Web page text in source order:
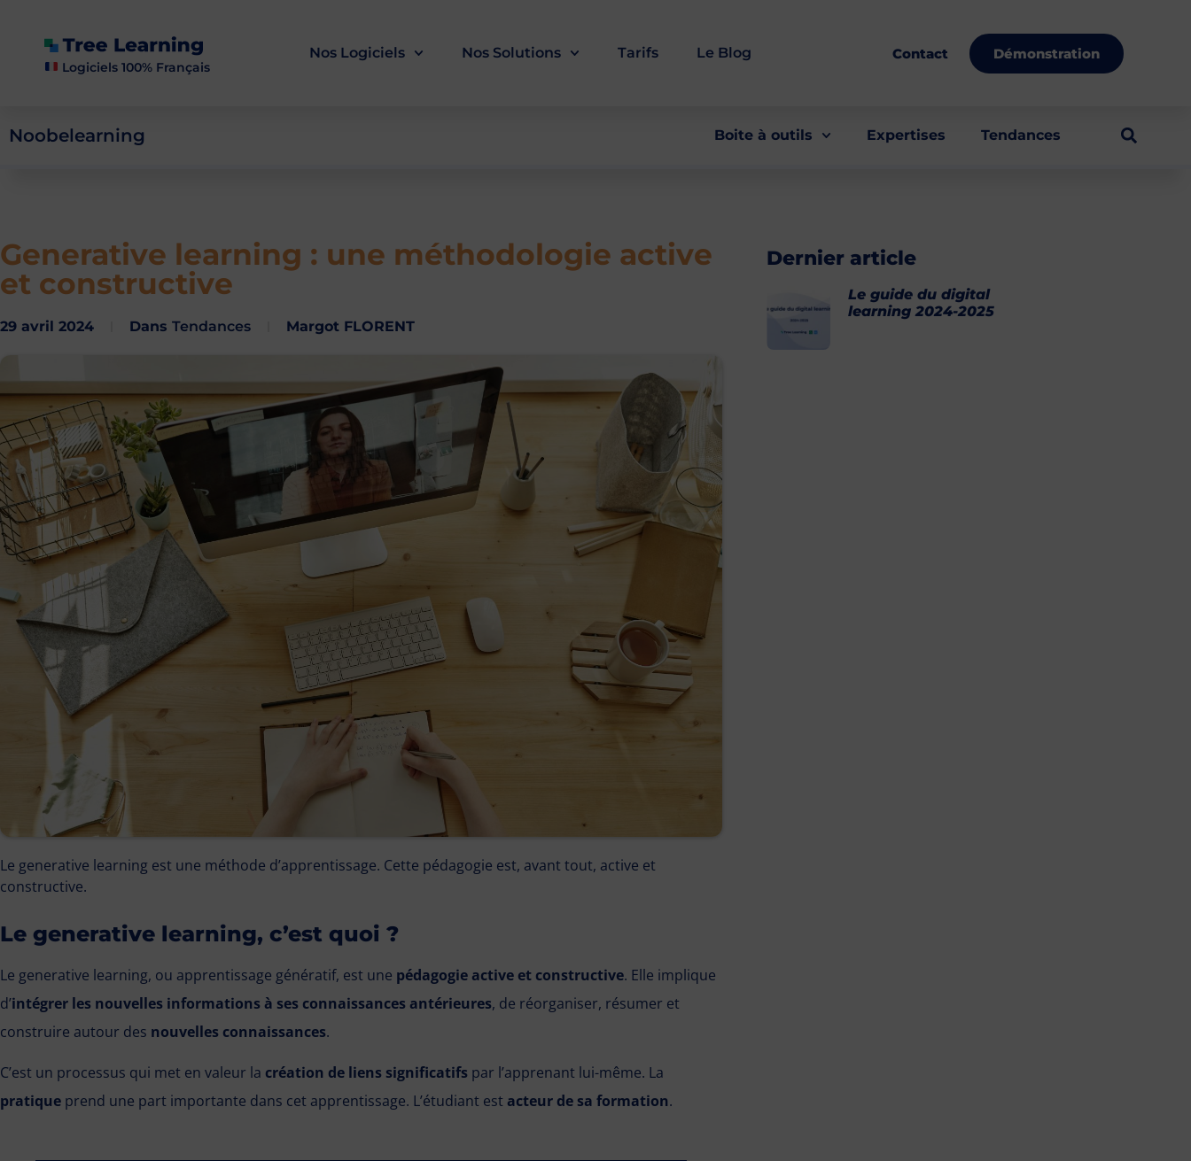
Logiciels 100% Français
Nos Logiciels Nos Solutions Tarifs Le Blog Contact Démonstration
Noobelearning Boite à outils Expertises Tendances
Generative learning : une méthodologie active
et constructive
29 avril 2024 Dans Tendances Margot FLORENT
Le generative learning est une méthode d’apprentissage. Cette pédagogie est, avant tout, active et
constructive.
Le generative learning, c’est quoi ?
Le generative learning, ou apprentissage génératif, est une pédagogie active et constructive. Elle implique
d’intégrer les nouvelles informations à ses connaissances antérieures, de réorganiser, résumer et
construire autour des nouvelles connaissances.
C’est un processus qui met en valeur la création de liens significatifs par l’apprenant lui-même. La
pratique prend une part importante dans cet apprentissage. L’étudiant est acteur de sa formation.
Dernier article
Le guide du digital
learning 2024-2025